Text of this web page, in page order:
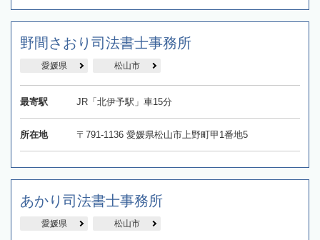
野間さおり司法書士事務所
愛媛県 松山市
最寄駅 JR「北伊予駅」車15分
所在地 〒791-1136 愛媛県松山市上野町甲1番地5
あかり司法書士事務所
愛媛県 松山市